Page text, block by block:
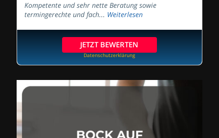
Kompetente und sehr nette Beratung sowie
termingerechte und fach... Weiterlesen
JETZT BEWERTEN
Datenschutzerklärung